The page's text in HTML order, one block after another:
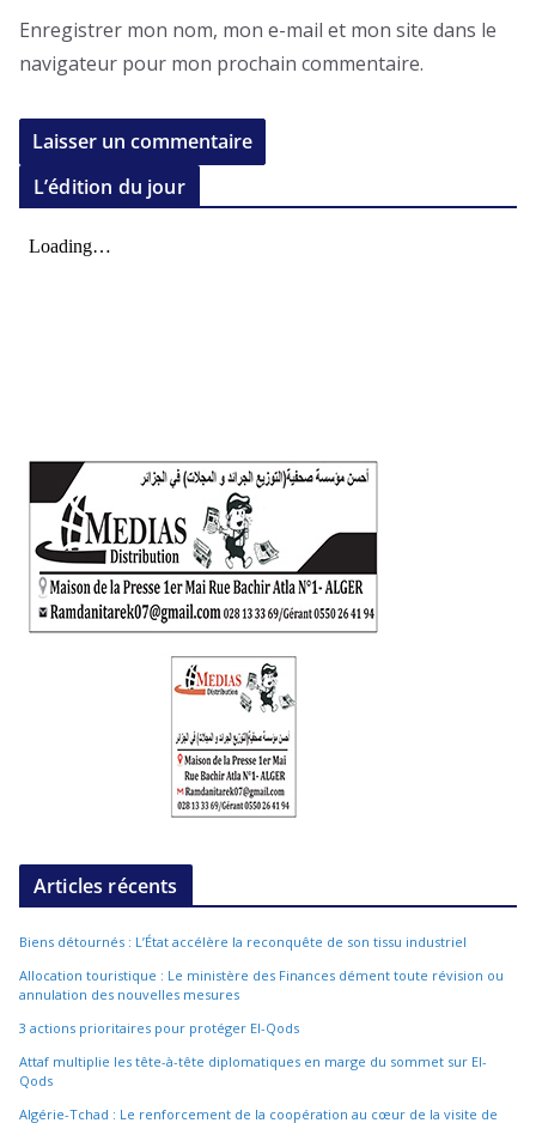
Enregistrer mon nom, mon e-mail et mon site dans le
navigateur pour mon prochain commentaire.
L’édition du jour
Articles récents
Biens détournés : L’État accélère la reconquête de son tissu industriel
Allocation touristique : Le ministère des Finances dément toute révision ou
annulation des nouvelles mesures
3 actions prioritaires pour protéger El-Qods
Attaf multiplie les tête-à-tête diplomatiques en marge du sommet sur El-
Qods
Algérie-Tchad : Le renforcement de la coopération au cœur de la visite de